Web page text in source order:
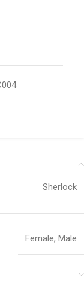
Sherlock
Female, Male